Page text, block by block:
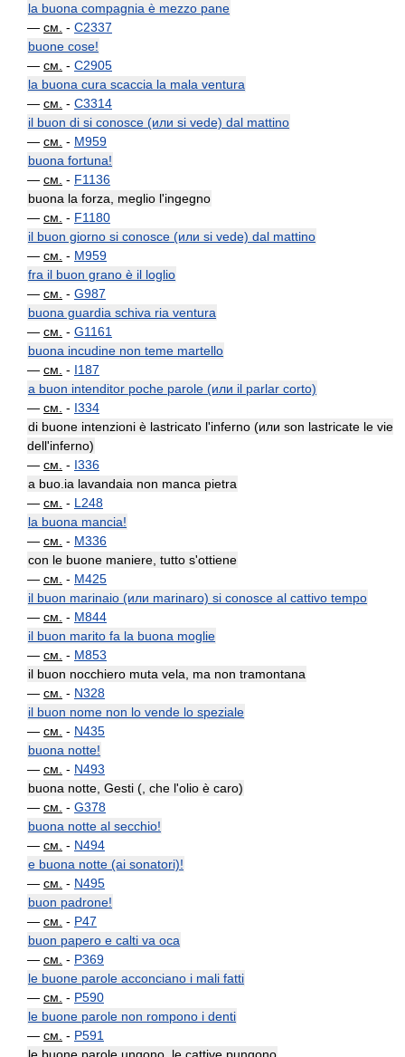
la buona compagnia è mezzo pane
— см. - C2337
buone cose!
— см. - C2905
la buona cura scaccia la mala ventura
— см. - C3314
il buon di si conosce (или si vede) dal mattino
— см. - M959
buona fortuna!
— см. - F1136
buona la forza, meglio l'ingegno
— см. - F1180
il buon giorno si conosce (или si vede) dal mattino
— см. - M959
fra il buon grano è il loglio
— см. - G987
buona guardia schiva ria ventura
— см. - G1161
buona incudine non teme martello
— см. - I187
a buon intenditor poche parole (или il parlar corto)
— см. - I334
di buone intenzioni è lastricato l'inferno (или son lastricate le vie
dell'inferno)
— см. - I336
a buo.ia lavandaia non manca pietra
— см. - L248
la buona mancia!
— см. - M336
con le buone maniere, tutto s'ottiene
— см. - M425
il buon marinaio (или marinaro) si conosce al cattivo tempo
— см. - M844
il buon marito fa la buona moglie
— см. - M853
il buon nocchiero muta vela, ma non tramontana
— см. - N328
il buon nome non lo vende lo speziale
— см. - N435
buona notte!
— см. - N493
buona notte, Gesti (, che l'olio è caro)
— см. - G378
buona notte al secchio!
— см. - N494
e buona notte (ai sonatori)!
— см. - N495
buon padrone!
— см. - P47
buon papero e calti va oca
— см. - P369
le buone parole acconciano i mali fatti
— см. - P590
le buone parole non rompono i denti
— см. - P591